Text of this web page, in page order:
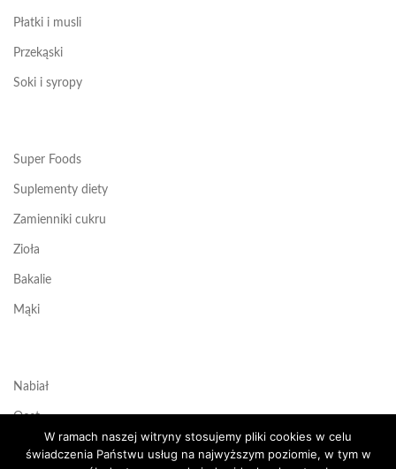
Płatki i musli
Przekąski
Soki i syropy
Super Foods
Suplementy diety
Zamienniki cukru
Zioła
Bakalie
Mąki
Nabiał
Ocet
Przetwory
W ramach naszej witryny stosujemy pliki cookies w celu
świadczenia Państwu usług na najwyższym poziomie, w tym w